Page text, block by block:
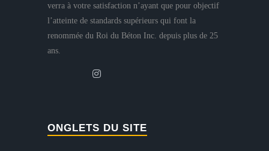
verra à votre satisfaction n’ayant que pour objectif
l’atteinte de standards supérieurs qui font la
renommée du Roi du Béton Inc. depuis plus de 25
ans.
ONGLETS DU SITE